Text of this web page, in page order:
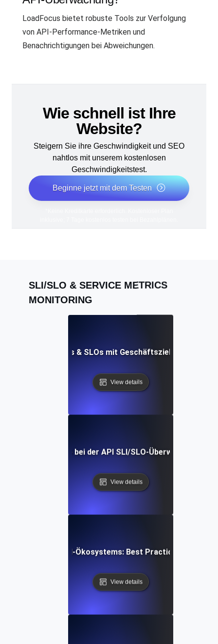
LoadFocus bietet robuste Tools zur Verfolgung
von API-Performance-Metriken und
Benachrichtigungen bei Abweichungen.
Wie schnell ist Ihre
Website?
Steigern Sie ihre Geschwindigkeit und SEO
nahtlos mit unserem kostenlosen
Geschwindigkeitstest.
Beginne jetzt mit dem Testen
SLI/SLO & SERVICE METRICS
MONITORING
von API-SLIs & SLOs mit Geschäftszielen für
View details
Fallstricke bei der API SLI/SLO-Überwachung:
View details
API-Ökosystems: Best Practices für
View details